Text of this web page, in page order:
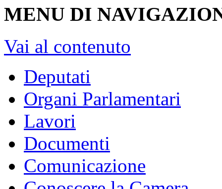
MENU DI
Vai al contenuto
Deputati
Organi Parlamentari
Lavori
Documenti
Comunicazione